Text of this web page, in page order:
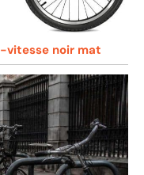
vitesse noir mat